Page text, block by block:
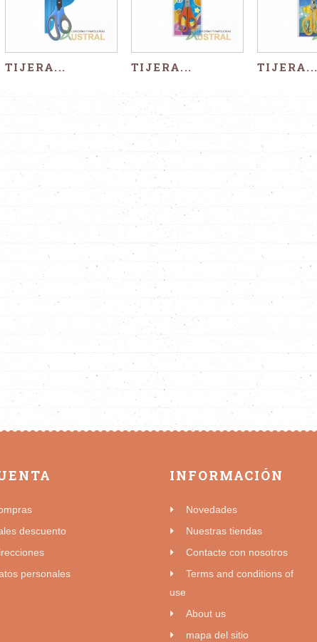
TIJERA... TIJERA... TIJERA...
descuento
personales
INFORMACIÓN
Novedades
Nuestras tiendas
Contacte con nosotros
Terms and conditions of
use
About us
mapa del sitio